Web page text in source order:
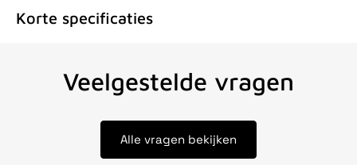
Korte specificaties
Veelgestelde vragen
Alle vragen bekijken